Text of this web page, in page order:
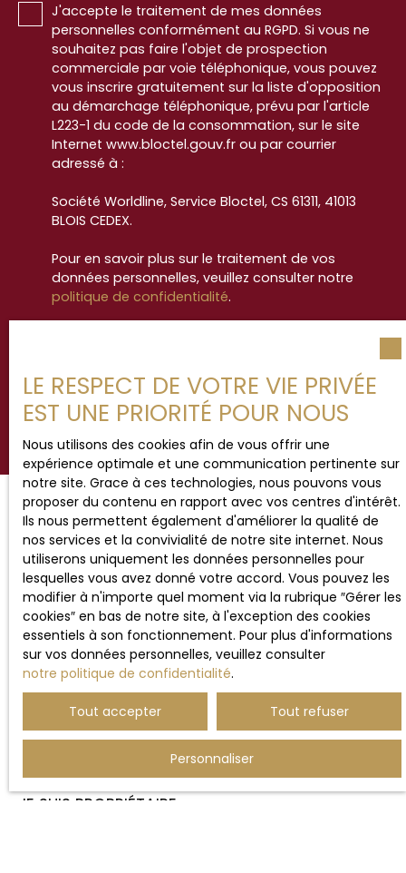
J'accepte le traitement de mes données
personnelles conformément au RGPD. Si vous ne
souhaitez pas faire l'objet de prospection
commerciale par voie téléphonique, vous pouvez
vous inscrire gratuitement sur la liste d'opposition
au démarchage téléphonique, prévu par l'article
L223-1 du code de la consommation, sur le site
Internet www.bloctel.gouv.fr ou par courrier
adressé à :
Société Worldline, Service Bloctel, CS 61311, 41013
BLOIS CEDEX.
Pour en savoir plus sur le traitement de vos
données personnelles, veuillez consulter notre
politique de confidentialité.
Recevoir des annonces
JE RECHERCHE UN BIEN
Vente maison Hesdin (62140)
Vente maison Étaples (62630)
Vente maison Beaurainville (62990)
Vente appartement Le Touquet-Paris-Plage (62520)
Vente maison Montreuil (62170)
Vente terrain Ergny (62650)
JE SUIS PROPRIÉTAIRE
LE RESPECT DE VOTRE VIE PRIVÉE
EST UNE PRIORITÉ POUR NOUS
Nous utilisons des cookies afin de vous offrir une
expérience optimale et une communication pertinente sur
notre site. Grace à ces technologies, nous pouvons vous
proposer du contenu en rapport avec vos centres d'intérêt.
Ils nous permettent également d'améliorer la qualité de
nos services et la convivialité de notre site internet. Nous
utiliserons uniquement les données personnelles pour
lesquelles vous avez donné votre accord. Vous pouvez les
modifier à n'importe quel moment via la rubrique ″Gérer les
cookies″ en bas de notre site, à l'exception des cookies
essentiels à son fonctionnement. Pour plus d'informations
sur vos données personnelles, veuillez consulter
notre politique de confidentialité.
Tout accepter Tout refuser
Personnaliser